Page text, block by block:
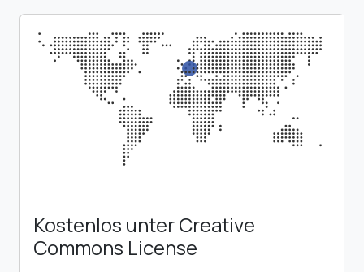
Kostenlos unter Creative
Commons License